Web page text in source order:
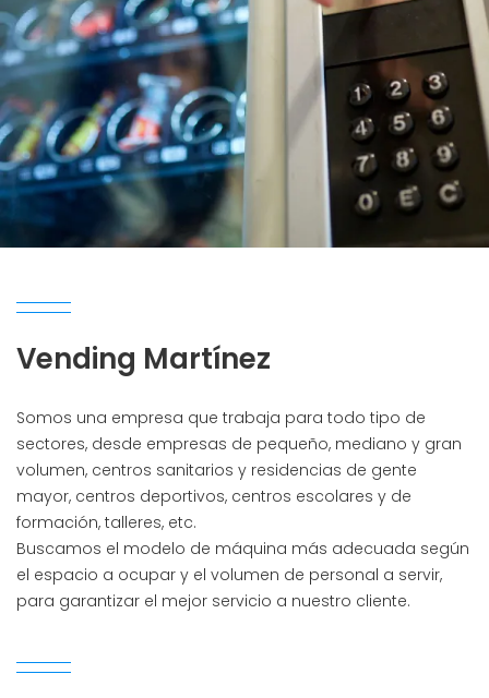
Vending Martínez
Somos una empresa que trabaja para todo tipo de
sectores, desde empresas de pequeño, mediano y gran
volumen, centros sanitarios y residencias de gente
mayor, centros deportivos, centros escolares y de
formación, talleres, etc.
Buscamos el modelo de máquina más adecuada según
el espacio a ocupar y el volumen de personal a servir,
para garantizar el mejor servicio a nuestro cliente.